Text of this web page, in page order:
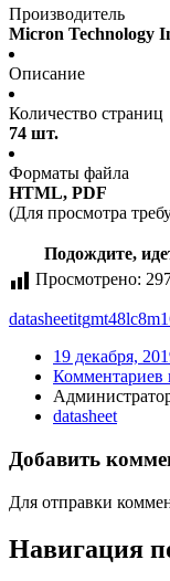
Производитель
Micron Technology
Описание
Количество страниц
74 шт.
Форматы файла
HTML, PDF
(Для просмотра
Подождите,
Просмотрено:
datasheetitg
19 декабря,
Комментариев
datasheet
Добавить
Для отправки
Навигация